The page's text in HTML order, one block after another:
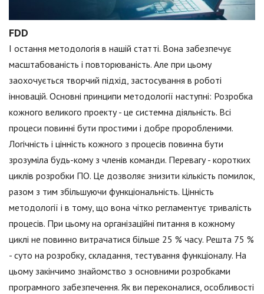
FDD
І остання методологія в нашій статті. Вона забезпечує
масштабованість і повторюваність. Але при цьому
заохочується творчий підхід, застосування в роботі
інновацій. Основні принципи методології наступні: Розробка
кожного великого проекту - це системна діяльність. Всі
процеси повинні бути простими і добре проробленими.
Логічність і цінність кожного з процесів повинна бути
зрозуміла будь-кому з членів команди. Перевагу - коротких
циклів розробки ПО. Це дозволяє знизити кількість помилок,
разом з тим збільшуючи функціональність. Цінність
методології і в тому, що вона чітко регламентує тривалість
процесів. При цьому на організаційні питання в кожному
циклі не повинно витрачатися більше 25 % часу. Решта 75 %
- суто на розробку, складання, тестування функціоналу. На
цьому закінчимо знайомство з основними розробками
програмного забезпечення. Як ви переконалися, особливості